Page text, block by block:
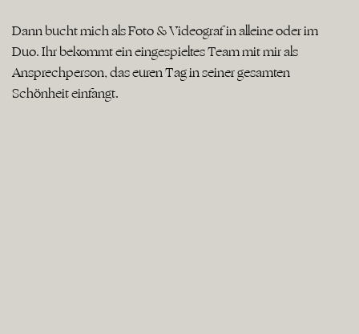
Dann bucht mich als Foto & Videograf in alleine oder im
Duo. Ihr bekommt ein eingespieltes Team mit mir als
Ansprechperson, das euren Tag in seiner gesamten
Schönheit einfängt.